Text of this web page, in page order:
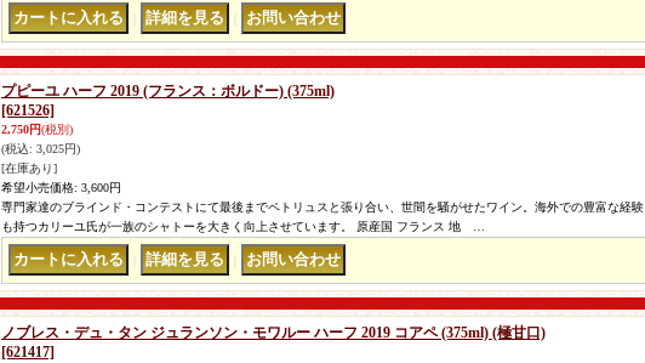
プピーユ ハーフ 2019 (フランス：ボルドー) (375ml)
[621526]
2,750円(税別)
(税込: 3,025円)
[在庫あり]
希望小売価格: 3,600円
専門家達のブラインド・コンテストにて最後までペトリュスと張り合い、世間を騒がせたワイン。海外での豊富な経験
も持つカリーユ氏が一族のシャトーを大きく向上させています。 原産国 フランス 地 …
ノブレス・デュ・タン ジュランソン・モワルー ハーフ 2019 コアペ (375ml) (極甘口)
[621417]